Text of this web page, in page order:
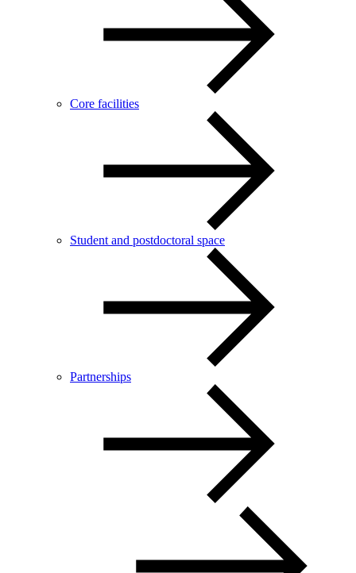
Core facilities
Student and postdoctoral space
Partnerships